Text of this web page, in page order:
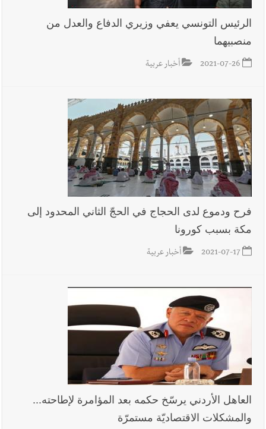
الرئيس التونسي يعفي وزيري الدفاع والعدل من
منصبيهما
2021-07-26 أخبار عربية
فرح ودموع لدى الحجاج في الحجّ الثاني المحدود إلى
مكة بسبب كورونا
2021-07-17 أخبار عربية
العاهل الأردني يرسّخ حكمه بعد المؤامرة لإطاحته...
والمشكلات الاقتصاديّة مستمرّة